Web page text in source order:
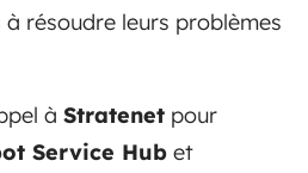
résoudre leurs problèmes
à Stratenet pour
Service Hub et